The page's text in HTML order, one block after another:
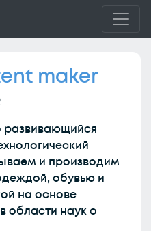
maker
развивающийся
и производим
обувью и
на основе
области наук о